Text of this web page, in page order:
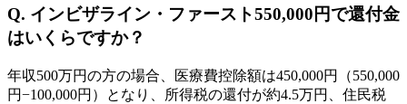
Q. インビザライン・ファースト550,000円で還付金
はいくらですか？
年収500万円の方の場合、医療費控除額は450,000円（550,000
円−100,000円）となり、所得税の還付が約4.5万円、住民税